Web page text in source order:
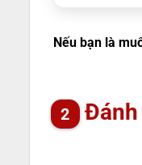
Nếu bạn là
Đánh